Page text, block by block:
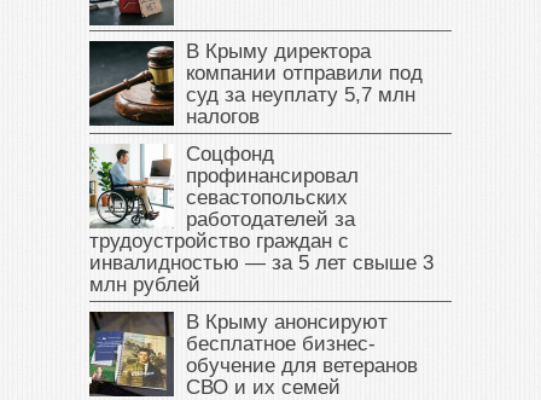
В Крыму директора
компании отправили под
суд за неуплату 5,7 млн
налогов
Соцфонд
профинансировал
севастопольских
работодателей за
трудоустройство граждан с
инвалидностью — за 5 лет свыше 3
млн рублей
В Крыму анонсируют
бесплатное бизнес-
обучение для ветеранов
СВО и их семей